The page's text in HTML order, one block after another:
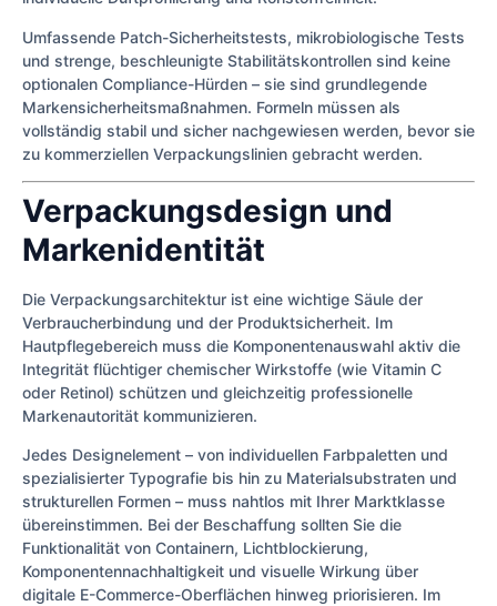
Umfassende Patch-Sicherheitstests, mikrobiologische Tests
und strenge, beschleunigte Stabilitätskontrollen sind keine
optionalen Compliance-Hürden – sie sind grundlegende
Markensicherheitsmaßnahmen. Formeln müssen als
vollständig stabil und sicher nachgewiesen werden, bevor sie
zu kommerziellen Verpackungslinien gebracht werden.
Verpackungsdesign und
Markenidentität
Die Verpackungsarchitektur ist eine wichtige Säule der
Verbraucherbindung und der Produktsicherheit. Im
Hautpflegebereich muss die Komponentenauswahl aktiv die
Integrität flüchtiger chemischer Wirkstoffe (wie Vitamin C
oder Retinol) schützen und gleichzeitig professionelle
Markenautorität kommunizieren.
Jedes Designelement – von individuellen Farbpaletten und
spezialisierter Typografie bis hin zu Materialsubstraten und
strukturellen Formen – muss nahtlos mit Ihrer Marktklasse
übereinstimmen. Bei der Beschaffung sollten Sie die
Funktionalität von Containern, Lichtblockierung,
Komponentennachhaltigkeit und visuelle Wirkung über
digitale E-Commerce-Oberflächen hinweg priorisieren. Im